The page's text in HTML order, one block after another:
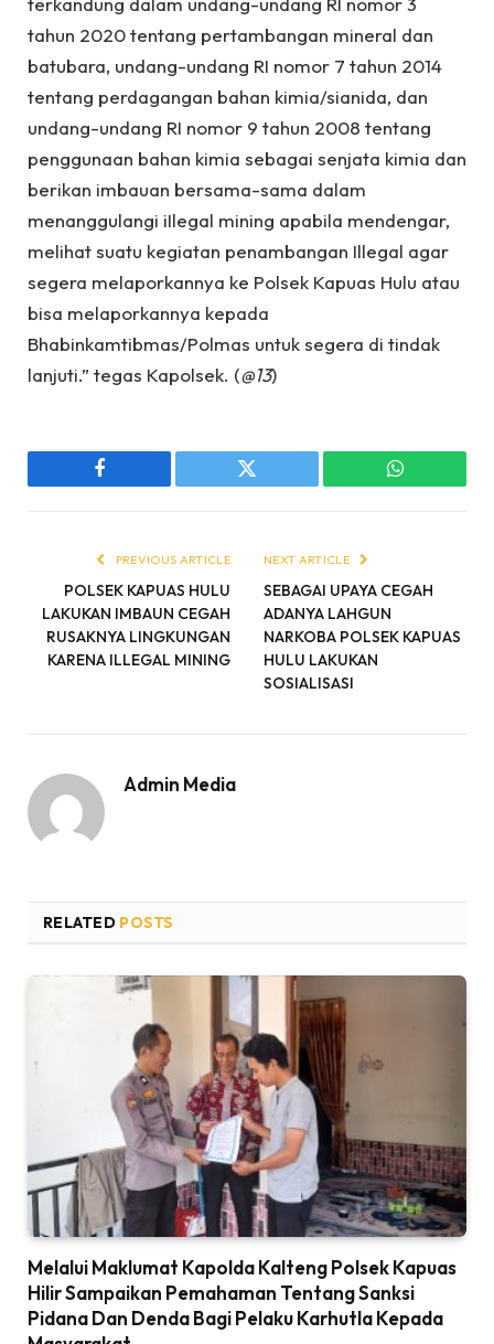
tahun 2020 tentang pertambangan mineral dan
batubara, undang-undang RI nomor 7 tahun 2014
tentang perdagangan bahan kimia/sianida, dan
undang-undang RI nomor 9 tahun 2008 tentang
penggunaan bahan kimia sebagai senjata kimia dan
berikan imbauan bersama-sama dalam
menanggulangi iIlegal mining apabila mendengar,
melihat suatu kegiatan penambangan Illegal agar
segera melaporkannya ke Polsek Kapuas Hulu atau
bisa melaporkannya kepada
Bhabinkamtibmas/Polmas untuk segera di tindak
lanjuti.” tegas Kapolsek. (@13)
Facebook Twitter WhatsApp
PREVIOUS ARTICLE
POLSEK KAPUAS HULU
LAKUKAN IMBAUN CEGAH
RUSAKNYA LINGKUNGAN
KARENA ILLEGAL MINING
NEXT ARTICLE
SEBAGAI UPAYA CEGAH
ADANYA LAHGUN
NARKOBA POLSEK KAPUAS
HULU LAKUKAN
SOSIALISASI
Admin Media
RELATED POSTS
Melalui Maklumat Kapolda Kalteng Polsek Kapuas
Hilir Sampaikan Pemahaman Tentang Sanksi
Pidana Dan Denda Bagi Pelaku Karhutla Kepada